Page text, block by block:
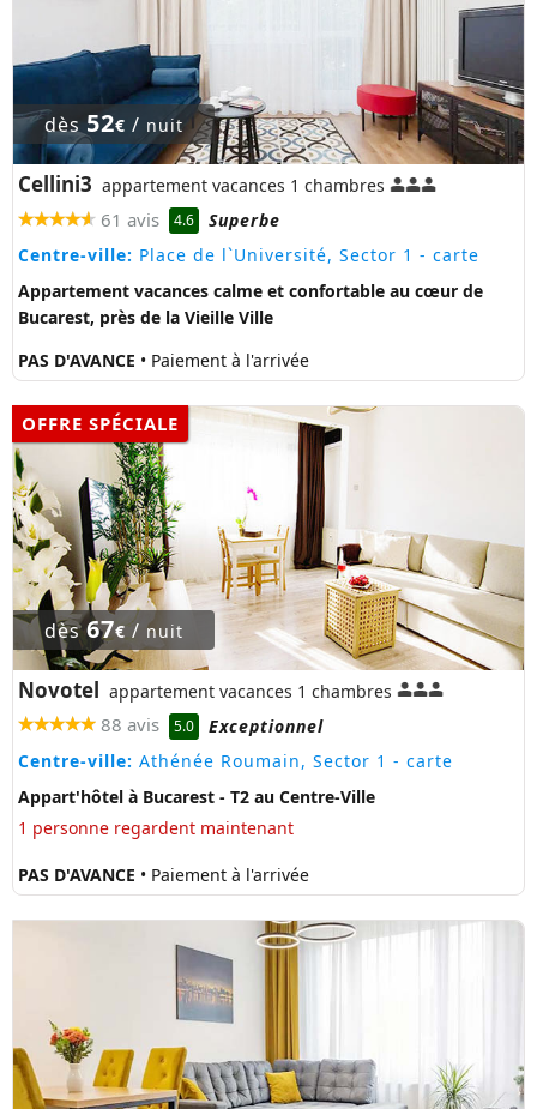
dès52€ / nuit
Cellini3 appartement vacances 1 chambres
61 avis 4.6
Superbe
Centre-ville: Place de l`Université, Sector 1 - carte
Appartement vacances calme et confortable au cœur de
Bucarest, près de la Vieille Ville
PAS D'AVANCE • Paiement à l'arrivée
OFFRE SPÉCIALE
dès67€ / nuit
Novotel appartement vacances 1 chambres
88 avis 5.0
Exceptionnel
Centre-ville: Athénée Roumain, Sector 1 - carte
Appart'hôtel à Bucarest - T2 au Centre-Ville
1 personne regardent maintenant
PAS D'AVANCE • Paiement à l'arrivée